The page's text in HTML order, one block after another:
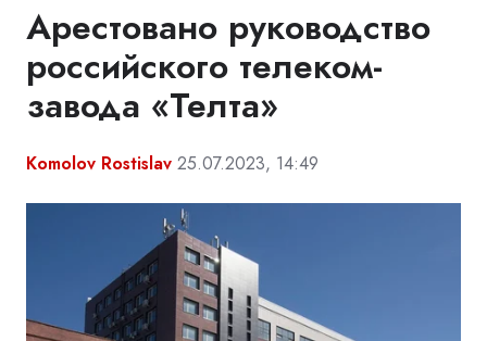
Арестовано руководство
российского телеком-
завода «Телта»
Komolov Rostislav 25.07.2023, 14:49